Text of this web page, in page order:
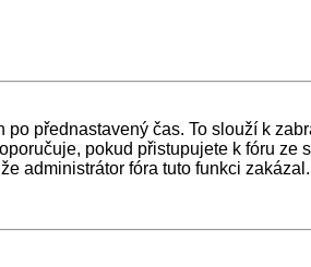
po přednastavený čas. To slouží k
pokud přistupujete k fóru ze
administrátor fóra tuto funkci zakázal.